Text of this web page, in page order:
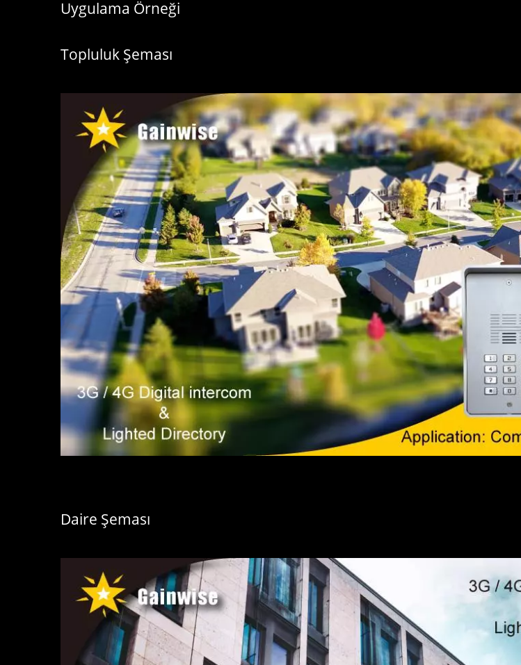
Uygulama Örneği
Topluluk Şeması
Daire Şeması
Video Interkom
Asansör Servis Telefonu